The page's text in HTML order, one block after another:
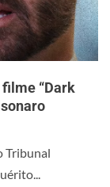
“Dark
Tribunal